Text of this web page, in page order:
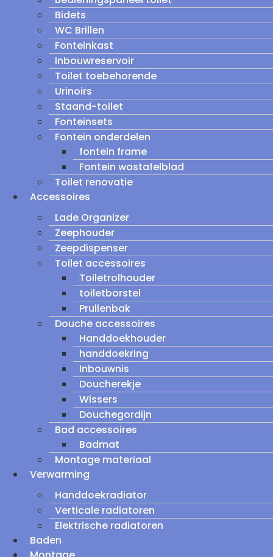
Bidets
WC Brillen
Fonteinkast
Inbouwreservoir
Toilet toebehorende
Urinoirs
Staand-toilet
Fonteinsets
Fontein onderdelen
fontein frame
Fontein wastafelblad
Toilet renovatie
Accessoires
Lade Organizer
Zeephouder
Zeepdispenser
Toilet accessoires
Toiletrolhouder
toiletborstel
Prullenbak
Douche accessoires
Handdoekhouder
handdoekring
Inbouwnis
Doucherekje
Wissers
Douchegordijn
Bad accessoires
Badmat
Montage materiaal
Verwarming
Handdoekradiator
Verticale radiatoren
Elektrische radiatoren
Baden